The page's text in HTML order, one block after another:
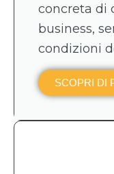
concreta di
business,
condizioni
SCOPRI DI